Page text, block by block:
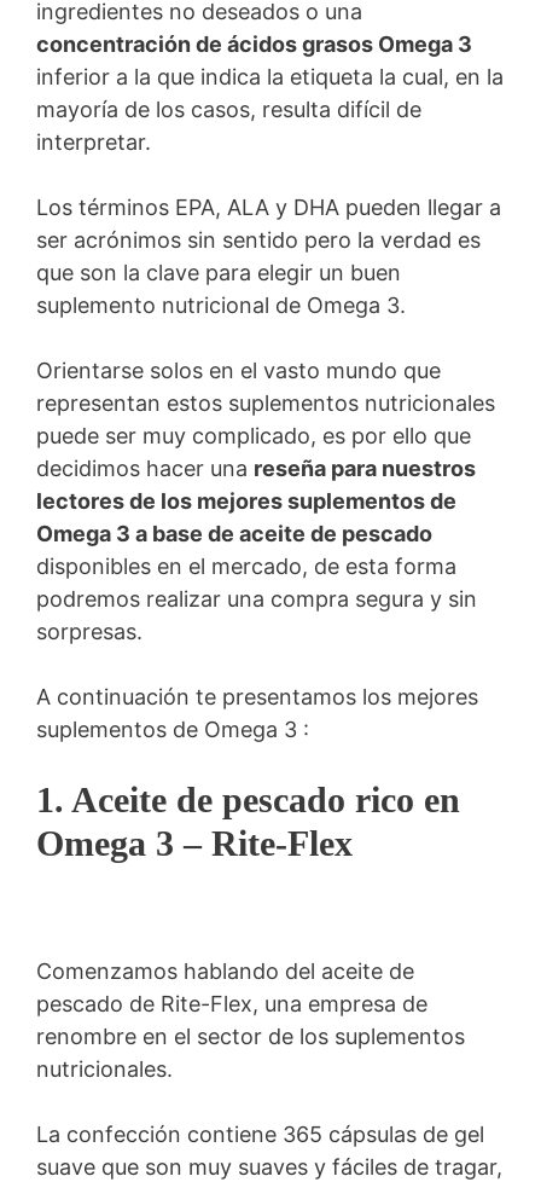
ingredientes no deseados o una
concentración de ácidos grasos Omega 3
inferior a la que indica la etiqueta la cual, en la
mayoría de los casos, resulta difícil de
interpretar.
Los términos EPA, ALA y DHA pueden llegar a
ser acrónimos sin sentido pero la verdad es
que son la clave para elegir un buen
suplemento nutricional de Omega 3.
Orientarse solos en el vasto mundo que
representan estos suplementos nutricionales
puede ser muy complicado, es por ello que
decidimos hacer una reseña para nuestros
lectores de los mejores suplementos de
Omega 3 a base de aceite de pescado
disponibles en el mercado, de esta forma
podremos realizar una compra segura y sin
sorpresas.
A continuación te presentamos los mejores
suplementos de Omega 3 :
1. Aceite de pescado rico en
Omega 3 – Rite-Flex
Comenzamos hablando del aceite de
pescado de Rite-Flex, una empresa de
renombre en el sector de los suplementos
nutricionales.
La confección contiene 365 cápsulas de gel
suave que son muy suaves y fáciles de tragar,